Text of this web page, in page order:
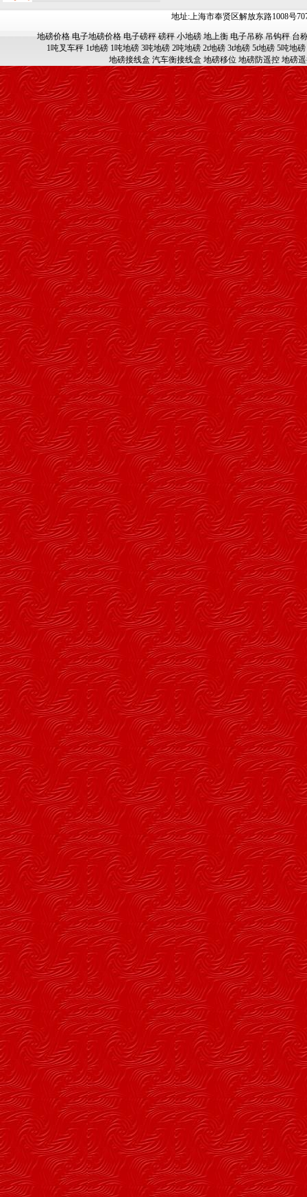
地址:上海市奉贤区解放东路1008号
地磅价格 电子地磅价格 电子磅秤 磅秤 小地磅 地上衡 电子吊称 吊钩秤 台
1吨叉车秤 1t地磅 1吨地磅 3吨地磅 2吨地磅 2t地磅 3t地磅 5t地磅 5吨地磅
地磅接线盒 汽车衡接线盒 地磅移位 地磅防遥控 地磅